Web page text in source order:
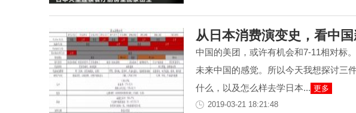
从日本消费演变史，看中
中国的美团，或许有机会和7-11相对标
未来中国的感觉。所以今天我想探讨三
什么，以及怎么样去学日本... 更多
2019-03-21 18:21:48